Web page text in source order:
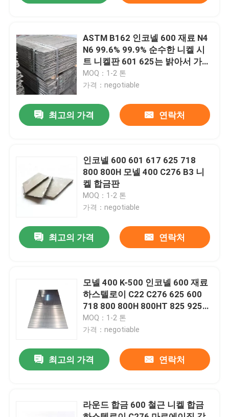
집
우리에 대하여
품질 관리
인코넬 600 재료
인코넬 625 재료
ASTM B162 인코넬 600 재료 N4
N6 99.6% 99.9% 순수한 니켈 시
트 니켈판 601 625는 밝아서 가루
가 되지 않습니다
MOQ：1-2 톤
가격：negotiable
최고의 가격 연락처
인코넬 600 601 617 625 718
800 800H 모넬 400 C276 B3 니
켈 합금판
MOQ：1-2 톤
가격：negotiable
최고의 가격 연락처
모넬 400 K-500 인코넬 600 재료
하스텔로이 C22 C276 625 600
718 800 800H 800HT 825 925
926 플레이트와 시트
MOQ：1-2 톤
가격：negotiable
최고의 가격 연락처
라운드 합금 600 철근 니켈 합금